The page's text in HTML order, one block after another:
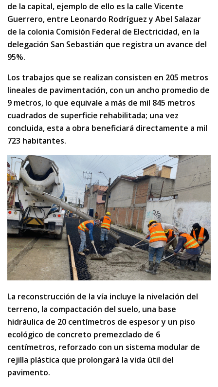
de la capital, ejemplo de ello es la calle Vicente
Guerrero, entre Leonardo Rodríguez y Abel Salazar
de la colonia Comisión Federal de Electricidad, en la
delegación San Sebastián que registra un avance del
95%.
Los trabajos que se realizan consisten en 205 metros
lineales de pavimentación, con un ancho promedio de
9 metros, lo que equivale a más de mil 845 metros
cuadrados de superficie rehabilitada; una vez
concluida, esta a obra beneficiará directamente a mil
723 habitantes.
La reconstrucción de la vía incluye la nivelación del
terreno, la compactación del suelo, una base
hidráulica de 20 centímetros de espesor y un piso
ecológico de concreto premezclado de 6
centímetros, reforzado con un sistema modular de
rejilla plástica que prolongará la vida útil del
pavimento.